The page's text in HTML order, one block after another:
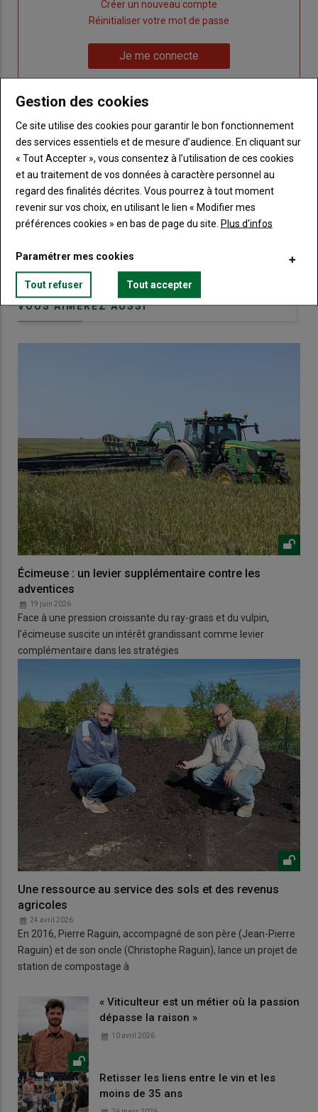
Créer un nouveau compte
passe"
Réinitialiser votre mot de passe
connecte"
Je me connecte
Sous-
titre
Vous n'êtes pas abonné(e)
TITRE CRÉEZ UN COMPTE
BodyChoisissez votre formule et créez votre
compte pour accéder à tout Terre de
Touraine.
Créez un compte
VOUS AIMEREZ AUSSI
Écimeuse : un levier supplémentaire contre les
adventices
19 juin 2026
Face à une pression croissante du ray-grass et du vulpin,
l’écimeuse suscite un intérêt grandissant comme levier
complémentaire dans les stratégies
Une ressource au service des sols et des revenus
agricoles
24 avril 2026
En 2016, Pierre Raguin, accompagné de son père (Jean-Pierre
Raguin) et de son oncle (Christophe Raguin), lance un projet de
station de compostage à
« Viticulteur est un métier où la passion
dépasse la raison »
10 avril 2026
Retisser les liens entre le vin et les
moins de 35 ans
Gestion des cookies
Ce site utilise des cookies pour garantir le bon fonctionnement
des services essentiels et de mesure d’audience. En cliquant sur
« Tout Accepter », vous consentez à l’utilisation de ces cookies
et au traitement de vos données à caractère personnel au
regard des finalités décrites. Vous pourrez à tout moment
revenir sur vos choix, en utilisant le lien « Modifier mes
préférences cookies » en bas de page du site. Plus d'infos
Paramétrer mes cookies
Tout refuser Tout accepter